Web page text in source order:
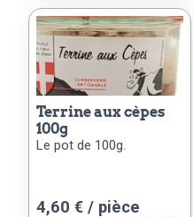
terrine aux cèpes
100g
Le pot de 100g.
4,60 € / pièce